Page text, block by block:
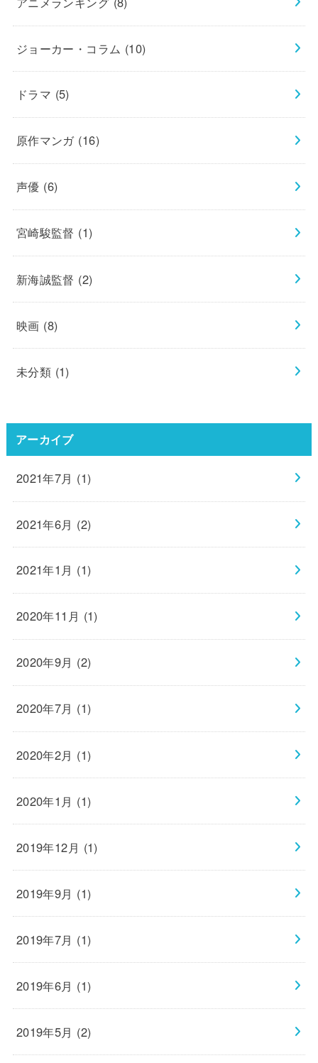
ジョーカー・コラム (10)
ドラマ (5)
原作マンガ (16)
声優 (6)
宮崎駿監督 (1)
新海誠監督 (2)
映画 (8)
未分類 (1)
アーカイブ
2021年7月 (1)
2021年6月 (2)
2021年1月 (1)
2020年11月 (1)
2020年9月 (2)
2020年7月 (1)
2020年2月 (1)
2020年1月 (1)
2019年12月 (1)
2019年9月 (1)
2019年7月 (1)
2019年6月 (1)
2019年5月 (2)